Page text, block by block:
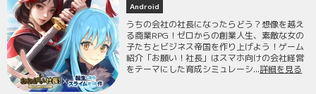
Android
うちの会社の社長になったらどう？想像を越え
る商業RPG！ゼロからの創業人生、素敵な女の
子たちとビジネス帝国を作り上げよう！ゲーム
紹介「お願い！社長」はスマホ向けの会社経営
をテーマにした育成シミュレーシ...詳細を見る